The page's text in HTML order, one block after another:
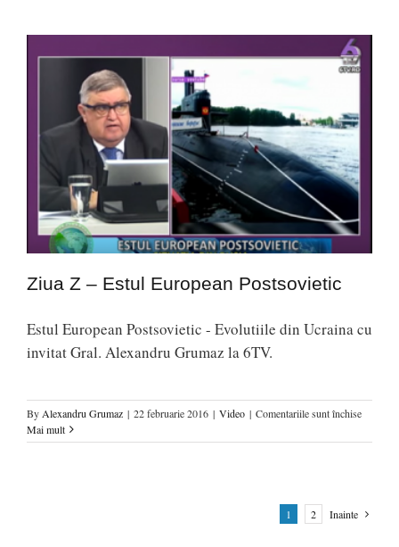
Ziua Z – Estul European Postsovietic
Estul European Postsovietic - Evolutiile din Ucraina cu
invitat Gral. Alexandru Grumaz la 6TV.
By Alexandru Grumaz | 22 februarie 2016 | Video | Comentariile sunt închisepentru
Z
Mai mult
1 2 Inainte